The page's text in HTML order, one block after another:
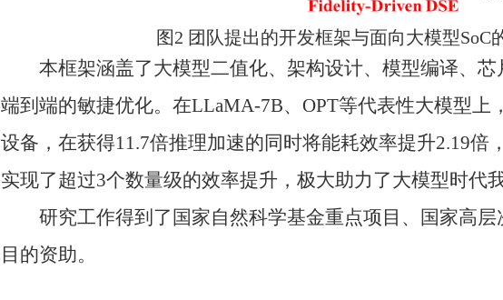
图2 团队提出的开发框架与面向大模型SoC
本框架涵盖了大模型二值化、架构设计、模型编译、
端到端的敏捷优化。在LLaMA-7B、 OPT等代表性大模型上
设备，在获得11.7倍推理加速的同时将能耗效率提升2.19倍
实现了超过3个数量级的效率提升，极大助力了大模型时代
研究工作得到了国家自然科学基金重点项目、国家高
目的资助。